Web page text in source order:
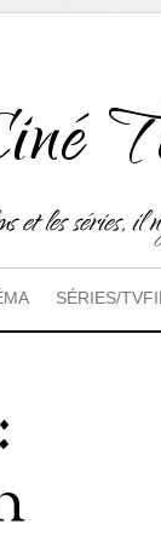
et les séries,
SÉRIES/